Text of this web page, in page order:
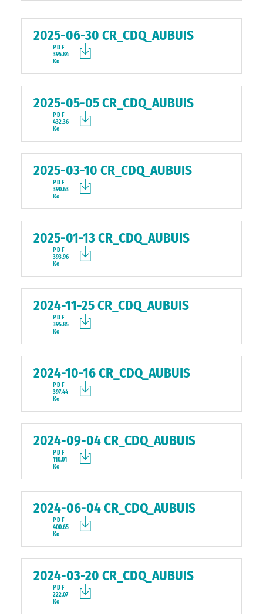
2025-06-30 CR_CDQ_AUBUIS
PDF
395.84
Ko
2025-05-05 CR_CDQ_AUBUIS
PDF
432.36
Ko
2025-03-10 CR_CDQ_AUBUIS
PDF
390.63
Ko
2025-01-13 CR_CDQ_AUBUIS
PDF
393.96
Ko
2024-11-25 CR_CDQ_AUBUIS
PDF
395.85
Ko
2024-10-16 CR_CDQ_AUBUIS
PDF
397.44
Ko
2024-09-04 CR_CDQ_AUBUIS
PDF
110.01
Ko
2024-06-04 CR_CDQ_AUBUIS
PDF
400.65
Ko
2024-03-20 CR_CDQ_AUBUIS
PDF
222.07
Ko